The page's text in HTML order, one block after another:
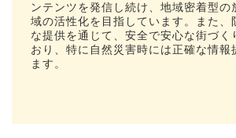
ンテンツを発信し続け、地域密着型の
域の活性化を目指しています。また、
な提供を通じて、安全で安心な街づく
おり、特に自然災害時には正確な情報
ます。